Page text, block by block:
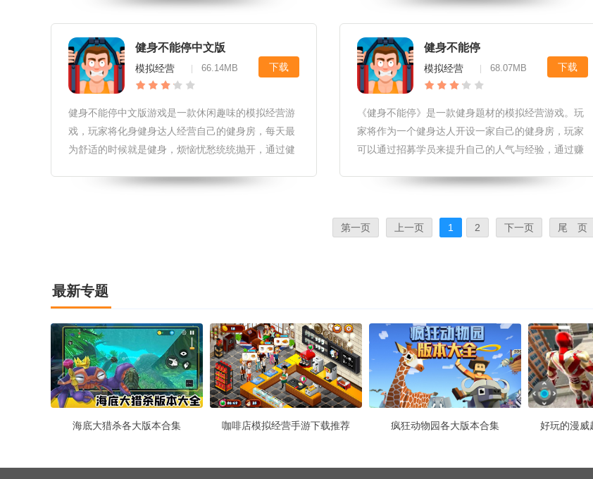
下载拥有一个私人的健身教练吧。 我的健身教练游戏
介绍 我的健身教练是一款
的，就是让自己的身材变得更好，同时还可以观看更
多的美女，说不定运气好的话还
健身不能停中文版
模拟经营 66.14MB 下载
健身不能停中文版游戏是一款休闲趣味的模拟经营游
戏，玩家将化身健身达人经营自己的健身房，每天最
为舒适的时候就是健身，烦恼忧愁统统抛开，通过健
理的分配任务，持续不断地增加客流量，获得丰厚的
健身不能停
模拟经营 68.07MB 下载
《健身不能停》是一款健身题材的模拟经营游戏。玩
家将作为一个健身达人开设一家自己的健身房，玩家
可以通过招募学员来提升自己的人气与经验，通过赚
程，快来下载体验吧。 健身不能停游戏介绍 健身不
第一页 上一页 1 2 下一页 尾 页
最新专题
海底大猎杀各大版本合集 咖啡店模拟经营手游下载推荐 疯狂动物园各大版本合集 好玩的漫威